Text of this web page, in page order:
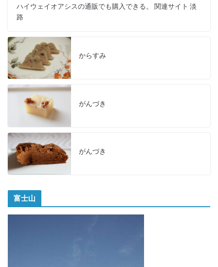
ハイウェイオアシスの通販でも購入できる。 関連サイト 淡
路
からすみ
がんづき
がんづき
富士山